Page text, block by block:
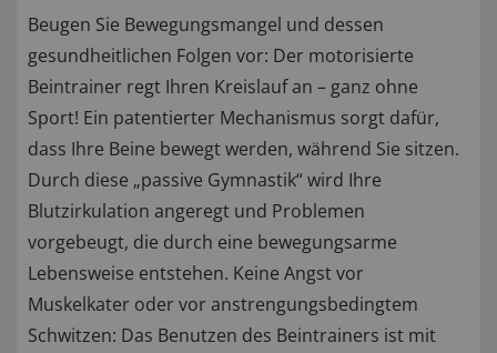
Beugen Sie Bewegungsmangel und dessen
gesundheitlichen Folgen vor: Der motorisierte
Beintrainer regt Ihren Kreislauf an – ganz ohne
Sport! Ein patentierter Mechanismus sorgt dafür,
dass Ihre Beine bewegt werden, während Sie sitzen.
Durch diese „passive Gymnastik“ wird Ihre
Blutzirkulation angeregt und Problemen
vorgebeugt, die durch eine bewegungsarme
Lebensweise entstehen. Keine Angst vor
Muskelkater oder vor anstrengungsbedingtem
Schwitzen: Das Benutzen des Beintrainers ist mit